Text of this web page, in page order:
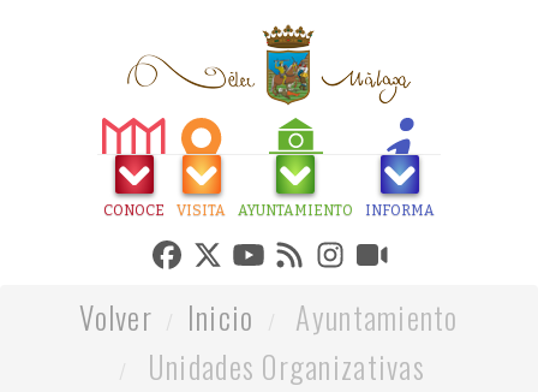
CONOCE VISITA AYUNTAMIENTO INFORMA
Volver Inicio
Ayuntamiento
Unidades Organizativas